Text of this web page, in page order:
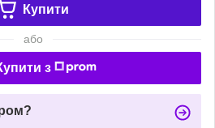
Купити
або
з